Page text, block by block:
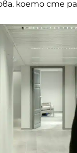
което сте